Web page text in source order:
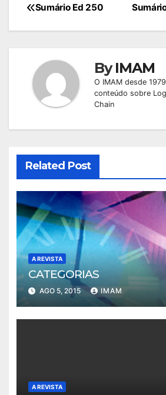
Navegação
de
Sumário Ed 250
ByIMAM
O IMAM desde
conteúdo sobre
Chain
Related Post
A REVISTA
CATEGORIAS
AGO 5, 2015 IMAM
A REVISTA